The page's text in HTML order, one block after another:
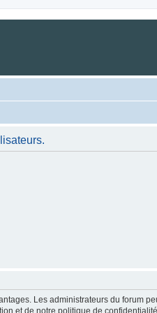
Les administrateurs du forum
et de notre politique de